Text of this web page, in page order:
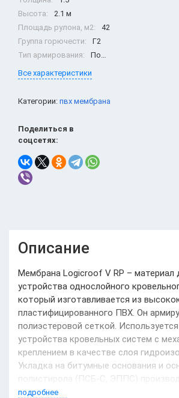
Высота:
2.1 м
Площадь рулона, м2:
42
Группа горючести:
Г2
Тип армирования:
Полиэстер
Все характеристики
Категории: пвх мембрана
Поделиться в
соцсетях:
Описание
Мембрана Logicroof V RP – материал
устройства однослойного
который изготавливается из
пластифицированного ПВХ. Он
полиэстеровой сеткой.
устройства кровельных систем с
креплением в качестве слоя
Укладка на битумные основания и
полистирола (ПСБ-С, ЭППС)
через разделительный слой.
подробнее